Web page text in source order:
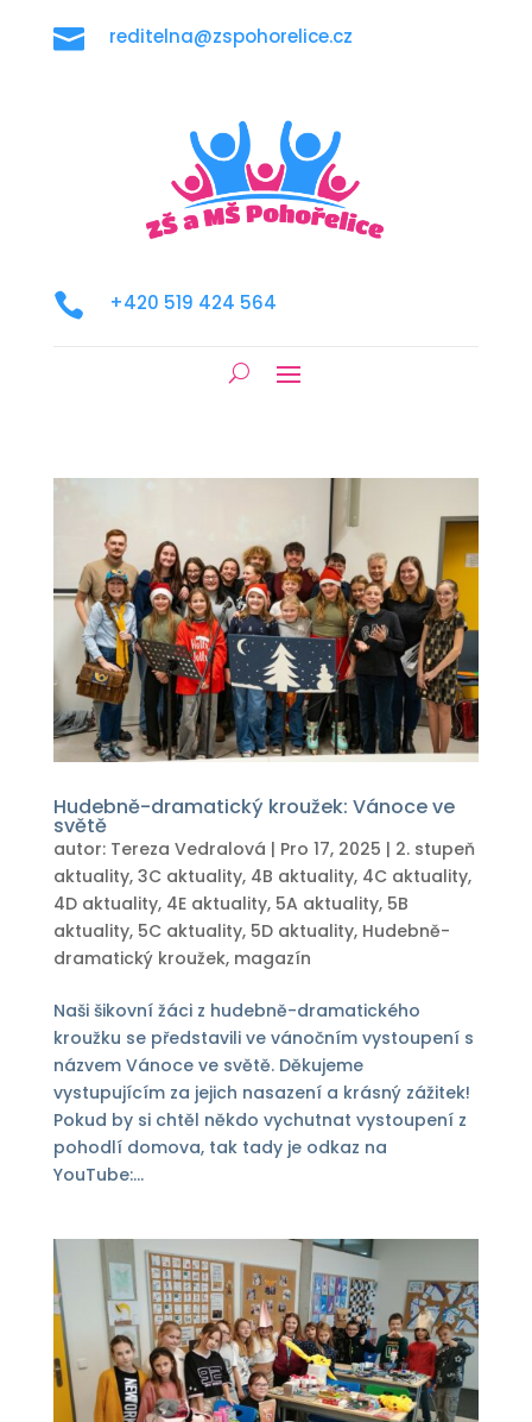
 reditelna@zspohorelice.cz
 +420 519 424 564
Hudebně-dramatický kroužek: Vánoce ve
světě
autor: Tereza Vedralová | Pro 17, 2025 | 2. stupeň
aktuality, 3C aktuality, 4B aktuality, 4C aktuality,
4D aktuality, 4E aktuality, 5A aktuality, 5B
aktuality, 5C aktuality, 5D aktuality, Hudebně-
dramatický kroužek, magazín
Naši šikovní žáci z hudebně-dramatického
kroužku se představili ve vánočním vystoupení s
názvem Vánoce ve světě. Děkujeme
vystupujícím za jejich nasazení a krásný zážitek!
Pokud by si chtěl někdo vychutnat vystoupení z
pohodlí domova, tak tady je odkaz na
YouTube:...